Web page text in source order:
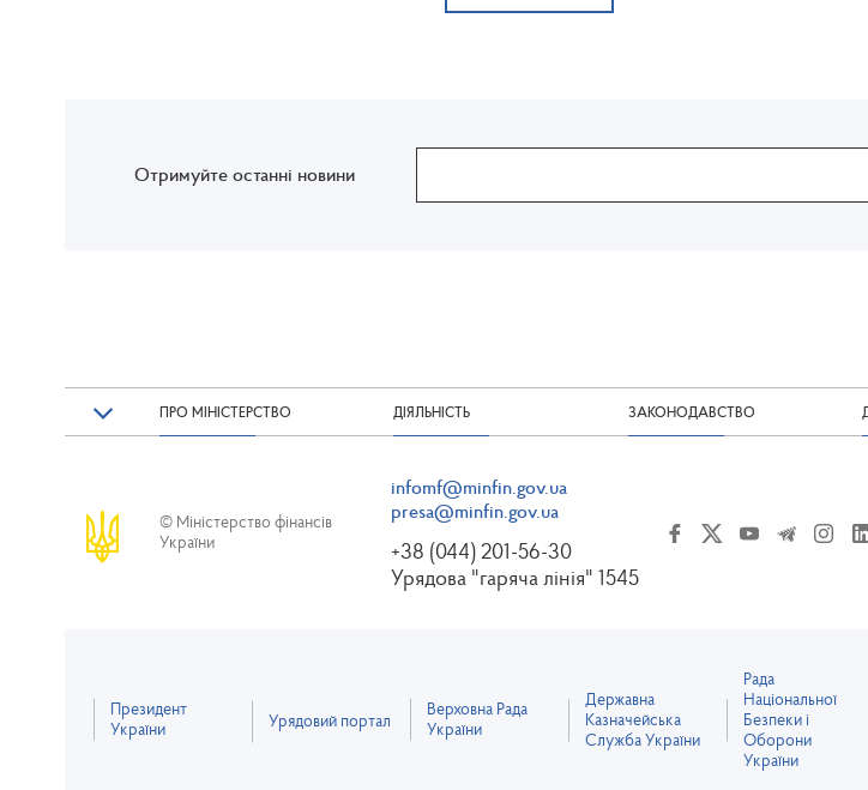
Отримуйте останні новини
ПРО МІНІСТЕРСТВО ДІЯЛЬНІСТЬ ЗАКОНОДАВСТВО
© Міністерство фінансів
України
infomf@minfin.gov.ua
presa@minfin.gov.ua
+38 (044) 201-56-30
Урядова "гаряча лінія" 1545
Президент
України
Урядовий портал
Верховна Рада
України
Державна
Казначейська
Служба України
Рада
Національної
Безпеки і
Оборони
України